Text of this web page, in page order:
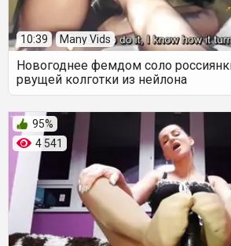
10:39 Many Vids
Новогоднее фемдом соло
рвущей колготки из нейлона
4 541
95%